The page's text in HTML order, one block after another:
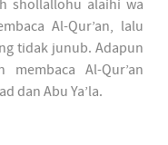
shollallohu alaihi wa
Al-Qur’an, lalu
tidak junub. Adapun
Al-Qur’an
dan Abu Ya’la.